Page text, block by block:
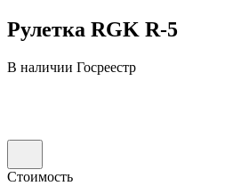
Рулетка RGK R-5
В наличии Госреестр
Стоимость